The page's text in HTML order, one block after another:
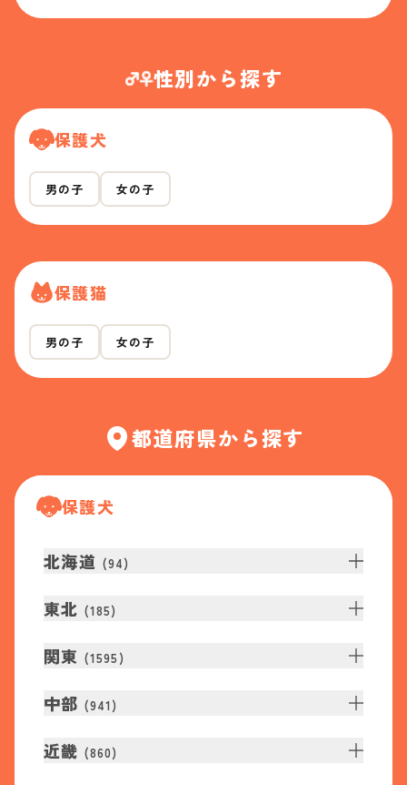
性別から探す
保護犬
男の子 女の子
保護猫
男の子 女の子
都道府県から探す
保護犬
北海道 (94)
東北 (185)
関東 (1595 )
中部 (941 )
近畿 (860)